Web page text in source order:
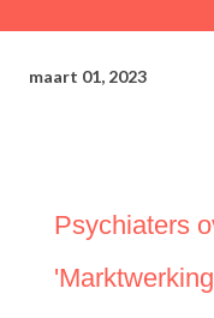
maart 01, 2023
Psychiaters